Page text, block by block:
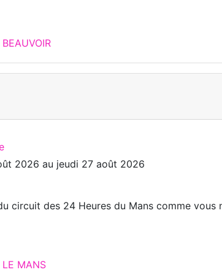
2026 au jeudi 27 août 2026
circuit des 24 Heures du Mans comme vous
MANS